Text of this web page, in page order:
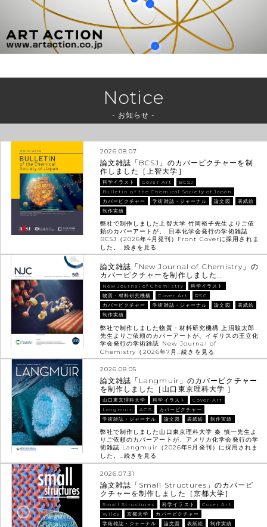
Notice
- お知らせ -
2026.08.07
論文雑誌「BCSJ」のカバーピクチャーを制
作しました［上智大学］
科学イラスト Cover Art
BCSJ
Bulletin of the Chemical Society of Japan
カバーピクチャー
学術雑誌・ジャーナル 論文図
表紙絵
制作実績
弊社で制作しました上智大学 竹岡裕子先生よりご依
頼のカバーアートが、 日本化学会発行の学術雑誌
BCSJ（2026年4月発刊）Front Coverに採用されま
した。…続きを見る
論文雑誌「New Journal of Chemistry」の
カバーピクチャーを制作しました…
New Journal of Chemistry
科学イラスト
物質・材料研究機構
Cover Art
RSC
カバーピクチャー
学術雑誌・ジャーナル 論文図
表紙絵
制作実績
弊社で制作しました物質・材料研究機構 上沼駿太郎
先生よりご依頼のカバーアートが、イギリスの王立化
学会発行の学術雑誌 New Journal of
Chemistry（2026年7月…続きを見る
2026.08.05
論文雑誌「Langmuir」のカバーピクチャー
を制作しました［山口東京理科大学 ］
山口東京理科大学 科学イラスト
Cover Art
Langmuir
ACS
カバーピクチャー
学術雑誌・ジャーナル
論文図 表紙絵 制作実績
弊社で制作しました山口東京理科大学 秦 慎一先生よ
りご依頼のカバーアートが、アメリカ化学会発行の学
術雑誌 Langmuir（2026年8月発刊）に採用されま
した。…続きを見る
2026.07.31
論文雑誌「Small Structures」のカバーピ
クチャーを制作しました［京都大学］
Small Structures 科学イラスト
Cover Art
Wiley
京都大学
カバーピクチャー
学術雑誌・ジャーナル
論文図 表紙絵 制作実績